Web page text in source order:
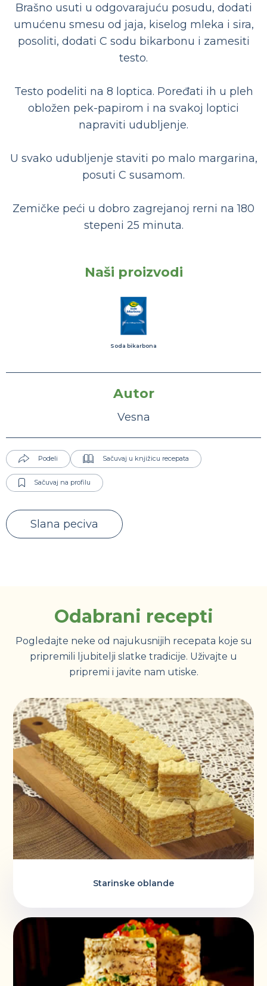
Brašno usuti u odgovarajuću posudu, dodati
umućenu smesu od jaja, kiselog mleka i sira,
posoliti, dodati C sodu bikarbonu i zamesiti
testo.
Testo podeliti na 8 loptica. Poređati ih u pleh
obložen pek-papirom i na svakoj loptici
napraviti udubljenje.
U svako udubljenje staviti po malo margarina,
posuti C susamom.
Zemičke peći u dobro zagrejanoj rerni na 180
stepeni 25 minuta.
Naši proizvodi
Soda bikarbona
Autor
Vesna
Podeli Sačuvaj u knjižicu recepata
Sačuvaj na profilu
Slana peciva
Odabrani recepti
Pogledajte neke od najukusnijih recepata koje su
pripremili ljubitelji slatke tradicije. Uživajte u
pripremi i javite nam utiske.
Starinske oblande